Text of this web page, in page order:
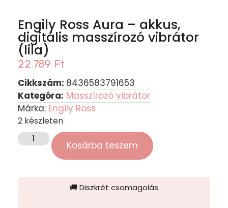
Engily Ross Aura – akkus,
digitális masszírozó vibrátor
(lila)
22.789 Ft
Cikkszám: 8436583791653
Kategóra: Masszírozó vibrátor
Márka: Engily Ross
2 készleten
Kosárba teszem
🚚 Diszkrét csomagolás